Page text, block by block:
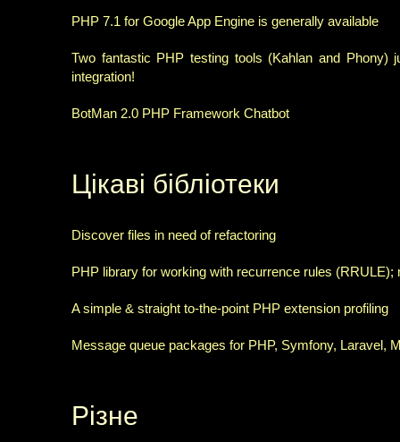
PHP 7.1 for Google App Engine is generally available
Two fantastic PHP testing tools (Kahlan and
integration!
BotMan 2.0 PHP Framework Chatbot
Цікаві бібліотеки
Discover files in need of refactoring
PHP library for working with recurrence rules
A simple & straight to-the-point PHP extension profiling
Message queue packages for PHP, Symfony, Laravel,
Різне